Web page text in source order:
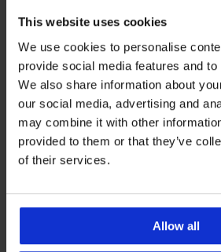
This website uses cookies
We use cookies to personalise
provide social media features and
We also share information about
our social media, advertising and
may combine it with other
provided to them or that they’ve
of their services.
Allow all
46,19 € (90,34 лв.)
65,99 €
(129,07 лв.)
36,95 €(72,27 лв.)код
SUN20
LIMITED